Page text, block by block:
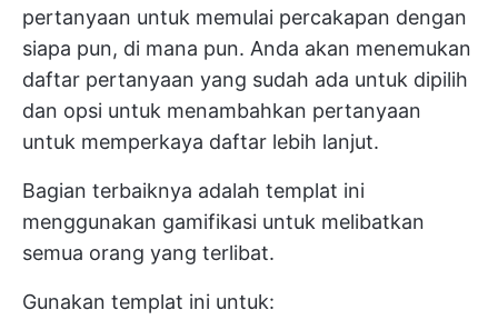
pertanyaan untuk memulai percakapan dengan
siapa pun, di mana pun. Anda akan menemukan
daftar pertanyaan yang sudah ada untuk dipilih
dan opsi untuk menambahkan pertanyaan
untuk memperkaya daftar lebih lanjut.
Bagian terbaiknya adalah templat ini
menggunakan gamifikasi untuk melibatkan
semua orang yang terlibat.
Gunakan templat ini untuk: